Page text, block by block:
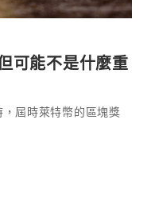
可能不是什麼重
屆時萊特幣的區塊獎